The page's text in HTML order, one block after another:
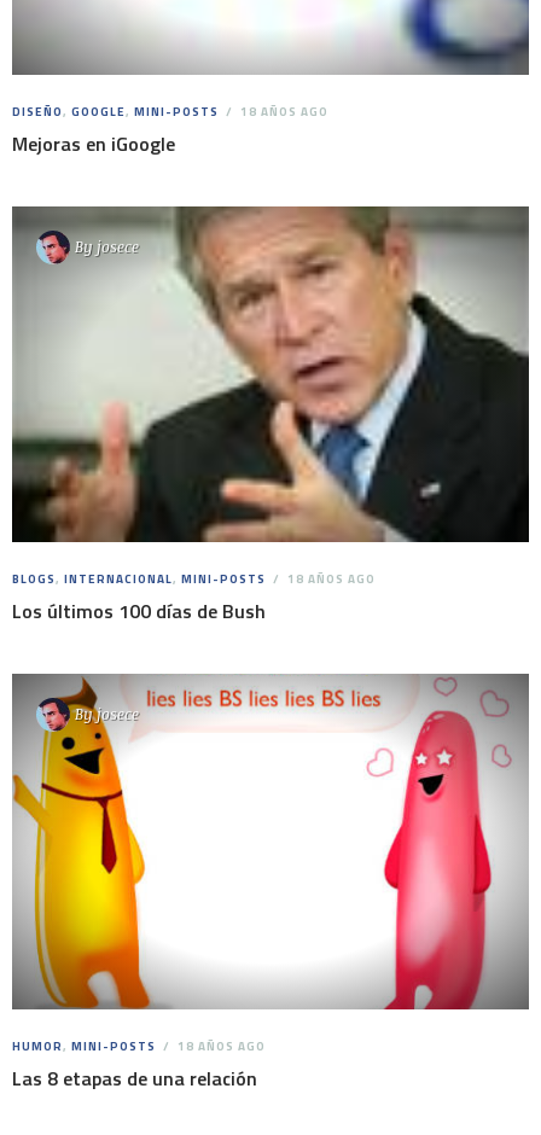
DISEÑO, GOOGLE, MINI-POSTS 18 AÑOS AGO
Mejoras en iGoogle
By josece
BLOGS, INTERNACIONAL, MINI-POSTS 18 AÑOS AGO
Los últimos 100 días de Bush
Byjosece
HUMOR, MINI-POSTS 18 AÑOS AGO
Las 8 etapas de una relación